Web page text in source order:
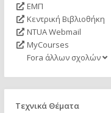
ΕΜΠ
Κεντρική Βιβλιοθήκη
NTUA Webmail
MyCourses
Fora άλλων σχολών
Τεχνικά Θέματα